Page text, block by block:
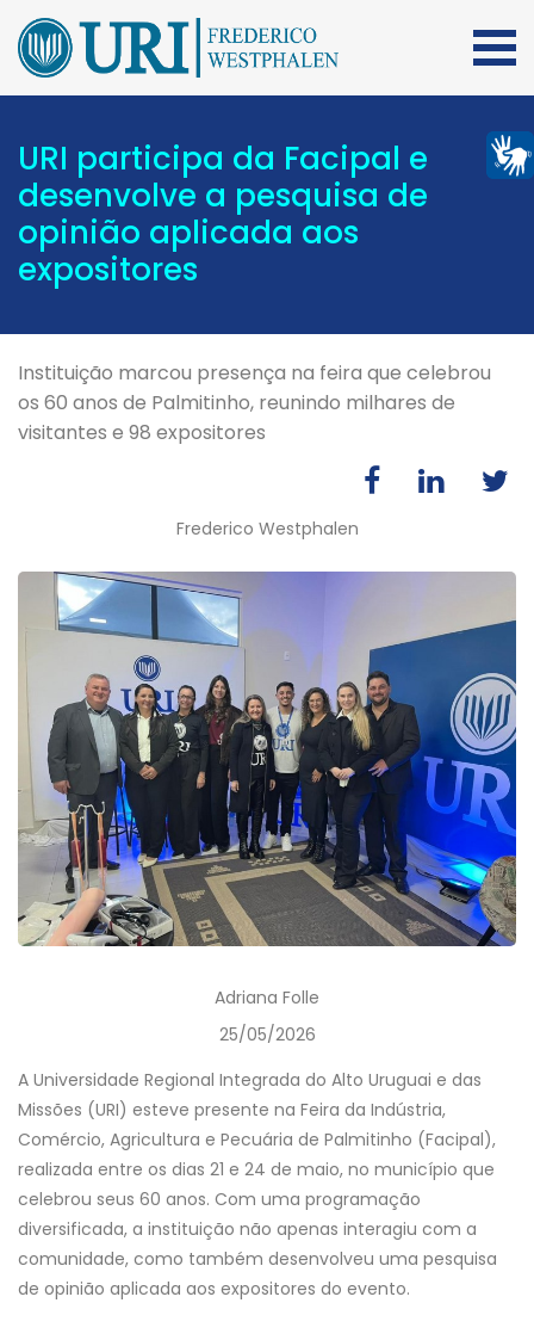
URI participa da Facipal e
desenvolve a pesquisa de
opinião aplicada aos
expositores
Instituição marcou presença na feira que celebrou
os 60 anos de Palmitinho, reunindo milhares de
visitantes e 98 expositores
Frederico Westphalen
Adriana Folle
25/05/2026
A Universidade Regional Integrada do Alto Uruguai e das
Missões (URI) esteve presente na Feira da Indústria,
Comércio, Agricultura e Pecuária de Palmitinho (Facipal),
realizada entre os dias 21 e 24 de maio, no município que
celebrou seus 60 anos. Com uma programação
diversificada, a instituição não apenas interagiu com a
comunidade, como também desenvolveu uma pesquisa
de opinião aplicada aos expositores do evento.